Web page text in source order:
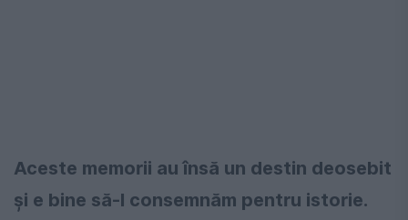
Aceste memorii au însă un destin deosebit
și e bine să-l consemnăm pentru istorie.